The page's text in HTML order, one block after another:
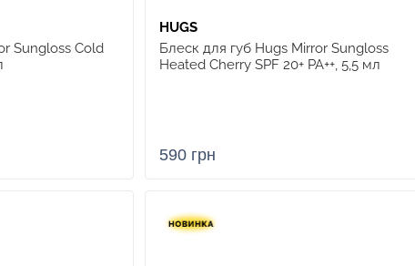
Sungloss Cold
HUGS
Блеск для губ Hugs Mirror Sungloss
Heated Cherry SPF 20+ PA++, 5,5 мл
590 грн